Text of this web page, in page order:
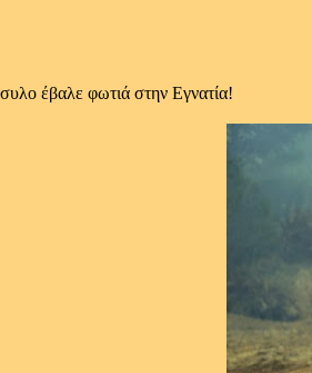
έβαλε φωτιά στην Εγνατία!